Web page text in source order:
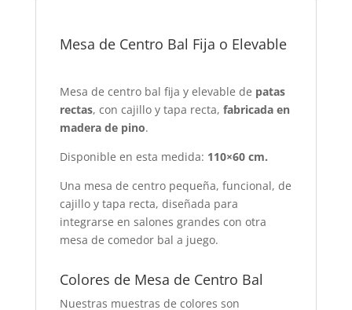
Mesa de Centro Bal Fija o Elevable
Mesa de centro bal fija y elevable de patas
rectas, con cajillo y tapa recta, fabricada en
madera de pino.
Disponible en esta medida: 110×60 cm.
Una mesa de centro pequeña, funcional, de
cajillo y tapa recta, diseñada para
integrarse en salones grandes con otra
mesa de comedor bal a juego.
Colores de Mesa de Centro Bal
Nuestras muestras de colores son